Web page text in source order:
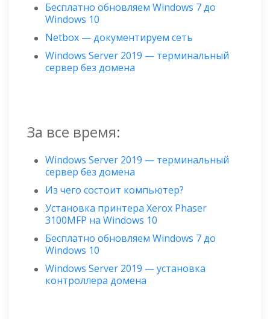
Бесплатно обновляем Windows 7 до
Windows 10
Netbox — документируем сеть
Windows Server 2019 — терминальный
сервер без домена
За все время:
Windows Server 2019 — терминальный
сервер без домена
Из чего состоит компьютер?
Установка принтера Xerox Phaser
3100MFP на Windows 10
Бесплатно обновляем Windows 7 до
Windows 10
Windows Server 2019 — установка
контроллера домена